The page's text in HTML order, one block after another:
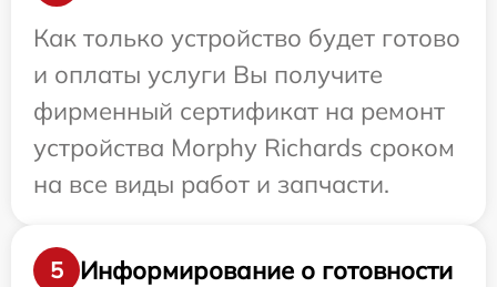
Как только устройство будет готово
и оплаты услуги Вы получите
фирменный сертификат на ремонт
устройства Morphy Richards сроком
на все виды работ и запчасти.
5
Информирование о готовности